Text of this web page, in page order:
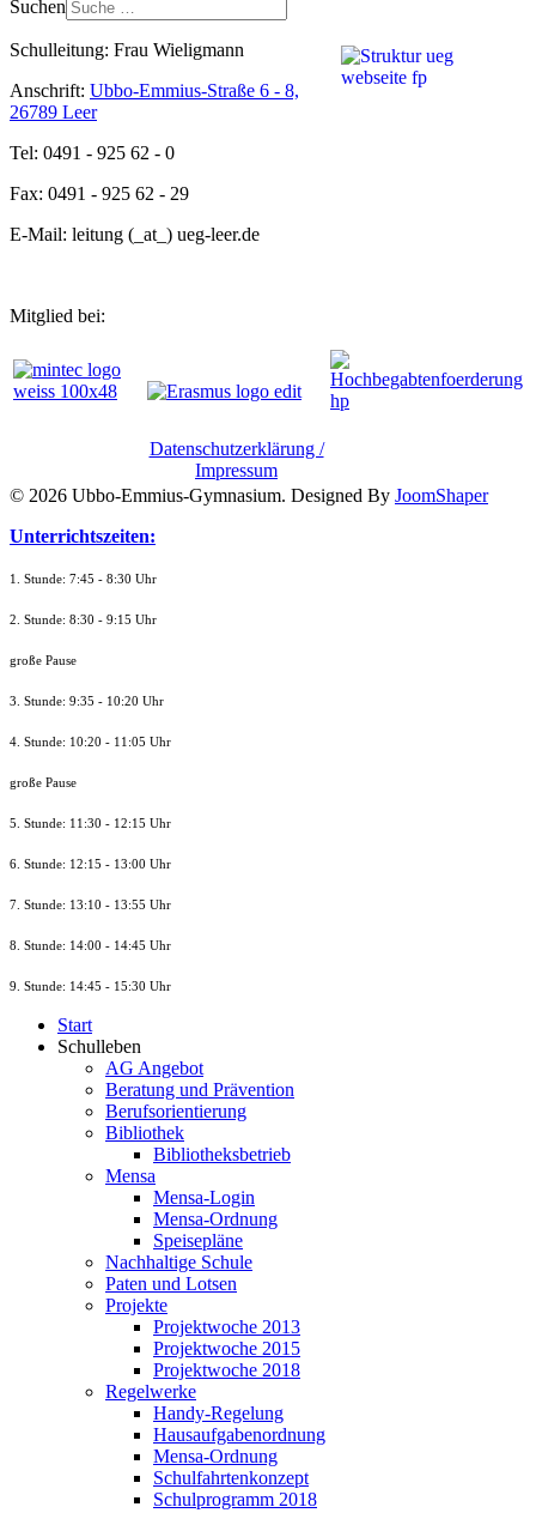
Suchen
Schulleitung: Frau Wieligmann
Anschrift: Ubbo-Emmius-Straße 6 - 8,
26789 Leer
Tel: 0491 - 925 62 - 0
Fax: 0491 - 925 62 - 29
E-Mail: leitung (_at_) ueg-leer.de
Mitglied bei:
Datenschutzerklärung /
Impressum
© 2026 Ubbo-Emmius-Gymnasium. Designed By JoomShaper
Unterrichtszeiten:
1. Stunde: 7:45 - 8:30 Uhr
2. Stunde: 8:30 - 9:15 Uhr
große Pause
3. Stunde: 9:35 - 10:20 Uhr
4. Stunde: 10:20 - 11:05 Uhr
große Pause
5. Stunde: 11:30 - 12:15 Uhr
6. Stunde: 12:15 - 13:00 Uhr
7. Stunde: 13:10 - 13:55 Uhr
8. Stunde: 14:00 - 14:45 Uhr
9. Stunde: 14:45 - 15:30 Uhr
Start
Schulleben
AG Angebot
Beratung und Prävention
Berufsorientierung
Bibliothek
Bibliotheksbetrieb
Mensa
Mensa-Login
Mensa-Ordnung
Speisepläne
Nachhaltige Schule
Paten und Lotsen
Projekte
Projektwoche 2013
Projektwoche 2015
Projektwoche 2018
Regelwerke
Handy-Regelung
Hausaufgabenordnung
Mensa-Ordnung
Schulfahrtenkonzept
Schulprogramm 2018